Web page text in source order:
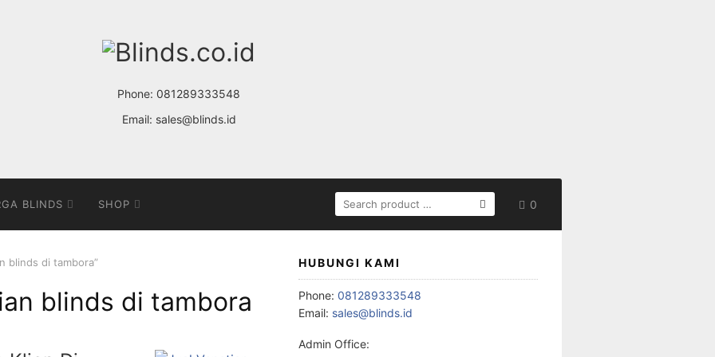
Phone: 081289333548
Email: sales@blinds.id
0
BLINDS SHOP
SEARCH
FOR:
blinds di tambora”
blinds di tambora
HUBUNGI KAMI
Phone: 081289333548
Email: sales@blinds.id
Admin Office: